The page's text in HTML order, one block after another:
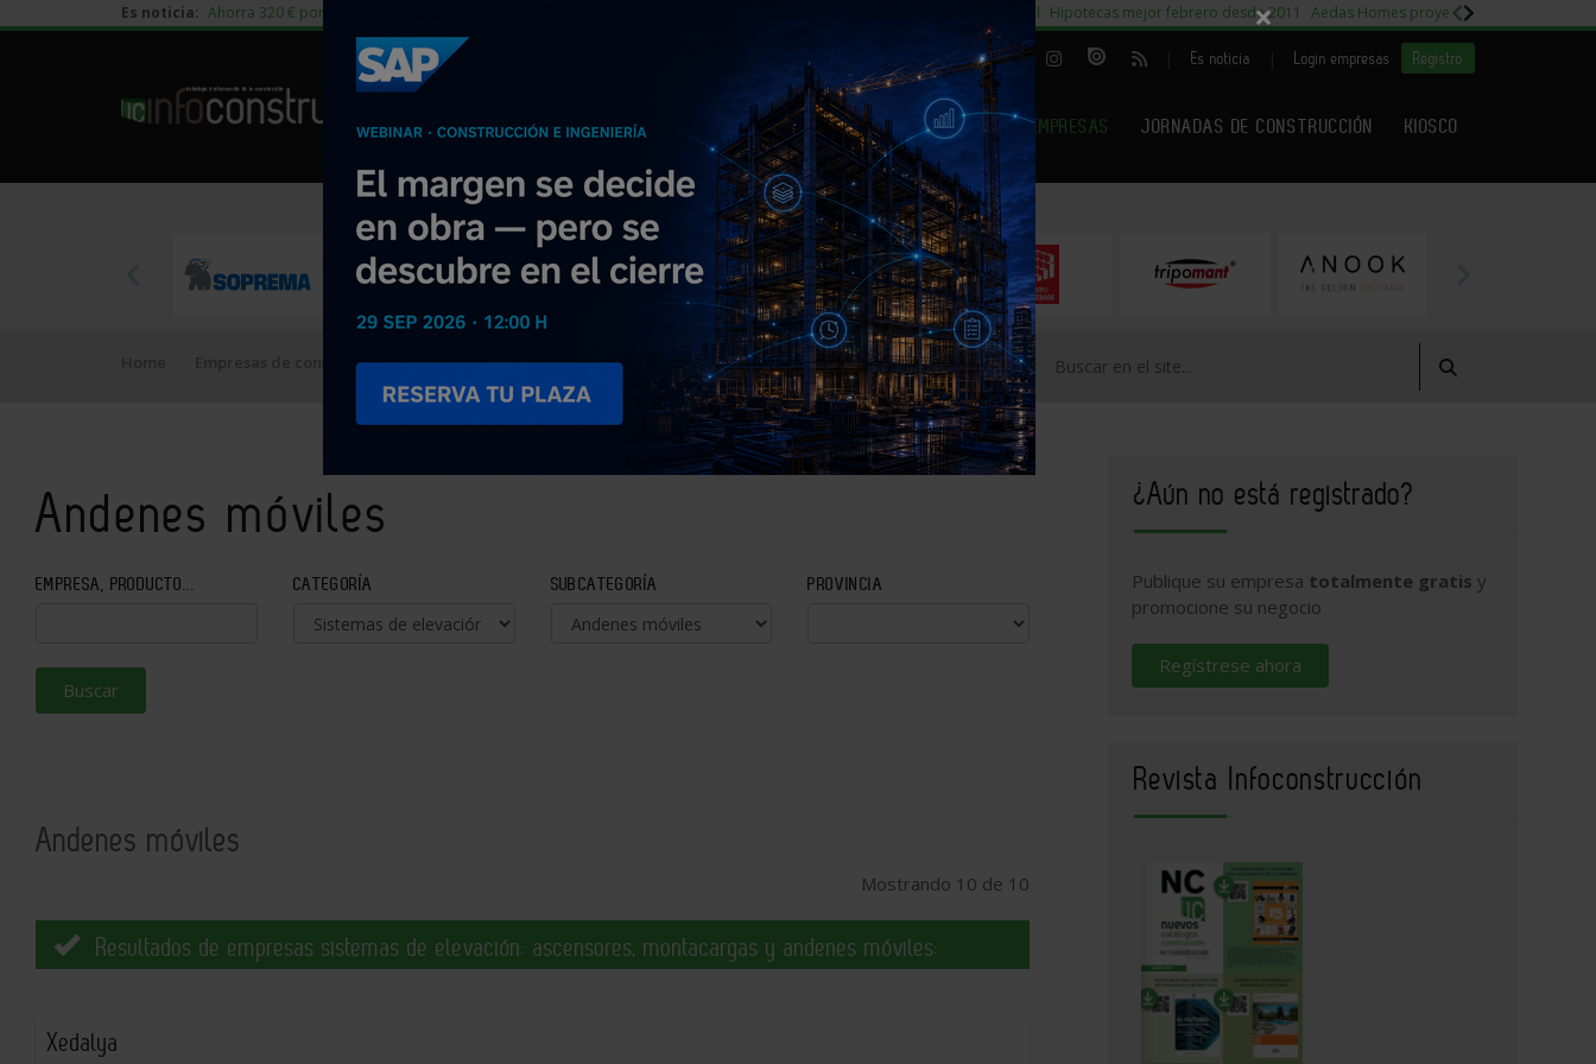
Es noticia: Ahorra 320 € por vivienda en edificación residencial 29% cambiar al alquiler temporal Hipotecas mejor febrero desde 2011 Aedas Homes proyecto Fiora
| Es noticia Login empresas Registro
NOTICIAS PRODUCTOS AGENDA ARTÍCULOS EMPRESAS JORNADAS DE CONSTRUCCIÓN KIOSCO
EMPRESAS PREMIUM
Empresas de construcción Sistemas de elevación: ascensores, montacargas Andenes móviles
Andenes móviles
EMPRESA, PRODUCTO... CATEGORÍA SUBCATEGORÍA PROVINCIA
Buscar
Andenes móviles
Mostrando 10 de 10
Resultados de empresas sistemas de elevación: ascensores, montacargas y andenes móviles:
Xedalya
¿Aún no está registrado?
Publique su empresa totalmente gratis y
promocione su negocio
Regístrese ahora
Revista Infoconstrucción
×